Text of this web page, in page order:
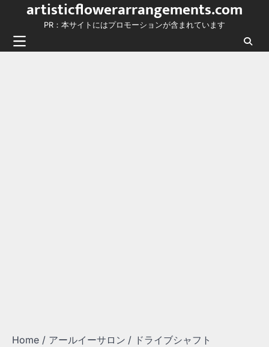
content
artisticflowerarrangements.com
PR：本サイトにはプロモーションが含まれています
Home アールイーサロン ドライブシャフト